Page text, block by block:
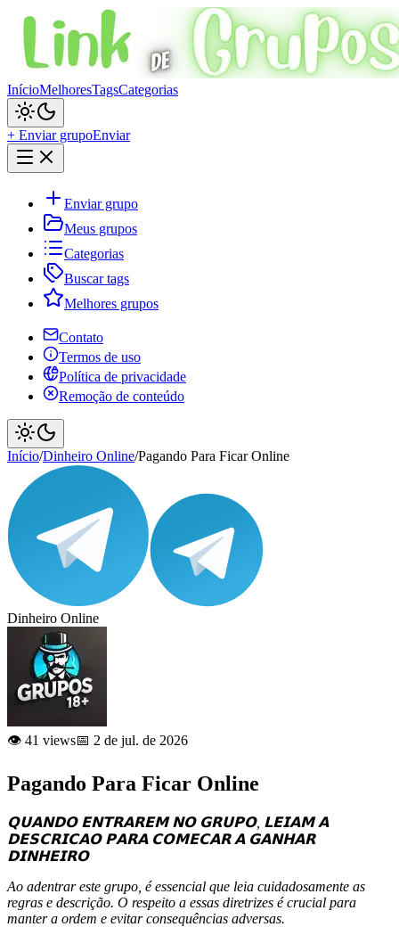
InícioMelhoresTagsCategorias
+ Enviar grupoEnviar
Enviar grupo
Meus grupos
Categorias
Buscar tags
Melhores grupos
Contato
Termos de uso
Política de privacidade
Remoção de conteúdo
Início/Dinheiro Online/Pagando Para Ficar Online
Dinheiro Online
👁️ 41 views📅 2 de jul. de 2026
Pagando Para Ficar Online
𝗤𝗨𝗔𝗡𝗗𝗢 𝗘𝗡𝗧𝗥𝗔𝗥𝗘𝗠 𝗡𝗢 𝗚𝗥𝗨𝗣𝗢, 𝗟𝗘𝗜𝗔𝗠 𝗔
𝗗𝗘𝗦𝗖𝗥𝗜𝗖𝗔𝗢 𝗣𝗔𝗥𝗔 𝗖𝗢𝗠𝗘𝗖𝗔𝗥 𝗔 𝗚𝗔𝗡𝗛𝗔𝗥
𝗗𝗜𝗡𝗛𝗘𝗜𝗥𝗢
Ao adentrar este grupo, é essencial que leia cuidadosamente as
regras e descrição. O respeito a essas diretrizes é crucial para
manter a ordem e evitar consequências adversas.